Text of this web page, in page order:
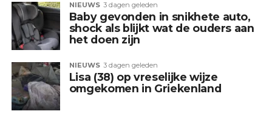
NIEUWS 3 dagen geleden
Baby gevonden in snikhete auto,
shock als blijkt wat de ouders aan
het doen zijn
NIEUWS 3 dagen geleden
Lisa (38) op vreselijke wijze
omgekomen in Griekenland